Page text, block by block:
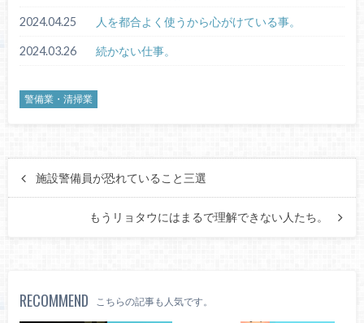
2024.04.25 人を都合よく使うから心がけている事。
2024.03.26 続かない仕事。
警備業・清掃業
施設警備員が恐れていること三選
もうリョタウにはまるで理解できない人たち。
RECOMMEND こちらの記事も人気です。